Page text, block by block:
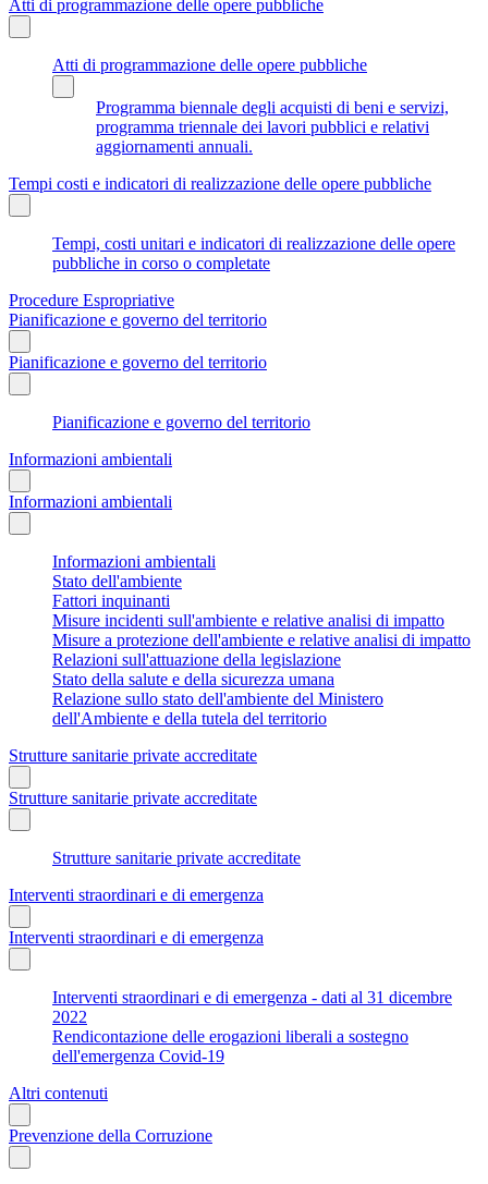
Atti di programmazione delle opere pubbliche
Atti di programmazione delle opere pubbliche
Programma biennale degli acquisti di beni e servizi,
programma triennale dei lavori pubblici e relativi
aggiornamenti annuali.
Tempi costi e indicatori di realizzazione delle opere pubbliche
Tempi, costi unitari e indicatori di realizzazione delle opere
pubbliche in corso o completate
Procedure Espropriative
Pianificazione e governo del territorio
Pianificazione e governo del territorio
Pianificazione e governo del territorio
Informazioni ambientali
Informazioni ambientali
Informazioni ambientali
Stato dell'ambiente
Fattori inquinanti
Misure incidenti sull'ambiente e relative analisi di impatto
Misure a protezione dell'ambiente e relative analisi di impatto
Relazioni sull'attuazione della legislazione
Stato della salute e della sicurezza umana
Relazione sullo stato dell'ambiente del Ministero
dell'Ambiente e della tutela del territorio
Strutture sanitarie private accreditate
Strutture sanitarie private accreditate
Strutture sanitarie private accreditate
Interventi straordinari e di emergenza
Interventi straordinari e di emergenza
Interventi straordinari e di emergenza - dati al 31 dicembre
2022
Rendicontazione delle erogazioni liberali a sostegno
dell'emergenza Covid-19
Altri contenuti
Prevenzione della Corruzione